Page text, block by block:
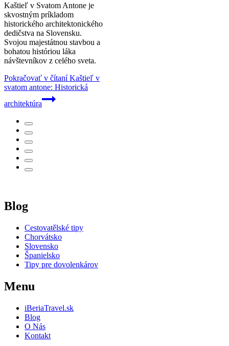
Kaštieľ v Svatom Antone je
skvostným príkladom
historického architektonického
dedičstva na Slovensku.
Svojou majestátnou stavbou a
bohatou históriou láka
návštevníkov z celého sveta.
Pokračovať v čítaníKaštieľ v
svatom antone: Historická
architektúra
Blog
Cestovatělské tipy
Chorvátsko
Slovensko
Španielsko
Tipy pre dovolenkárov
Menu
iBeriaTravel.sk
Blog
O Nás
Kontakt